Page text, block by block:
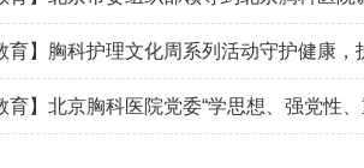
育】胸科护理文化周系列活动守护健康
育】北京胸科医院党委“学思想、强党性